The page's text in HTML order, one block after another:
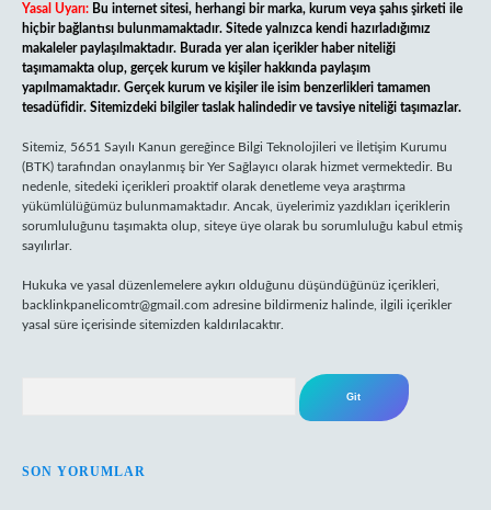
Yasal Uyarı: Bu internet sitesi, herhangi bir marka, kurum veya şahıs şirketi ile
hiçbir bağlantısı bulunmamaktadır. Sitede yalnızca kendi hazırladığımız
makaleler paylaşılmaktadır. Burada yer alan içerikler haber niteliği
taşımamakta olup, gerçek kurum ve kişiler hakkında paylaşım
yapılmamaktadır. Gerçek kurum ve kişiler ile isim benzerlikleri tamamen
tesadüfidir. Sitemizdeki bilgiler taslak halindedir ve tavsiye niteliği taşımazlar.
Sitemiz, 5651 Sayılı Kanun gereğince Bilgi Teknolojileri ve İletişim Kurumu
(BTK) tarafından onaylanmış bir Yer Sağlayıcı olarak hizmet vermektedir. Bu
nedenle, sitedeki içerikleri proaktif olarak denetleme veya araştırma
yükümlülüğümüz bulunmamaktadır. Ancak, üyelerimiz yazdıkları içeriklerin
sorumluluğunu taşımakta olup, siteye üye olarak bu sorumluluğu kabul etmiş
sayılırlar.
Hukuka ve yasal düzenlemelere aykırı olduğunu düşündüğünüz içerikleri,
backlinkpanelicomtr@gmail.com adresine bildirmeniz halinde, ilgili içerikler
yasal süre içerisinde sitemizden kaldırılacaktır.
SON YORUMLAR